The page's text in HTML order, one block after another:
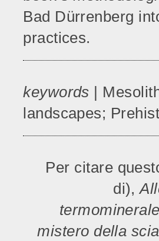
Bad Dürrenberg
practices.
keywords |
landscapes;
Per citare
di),
mistero della